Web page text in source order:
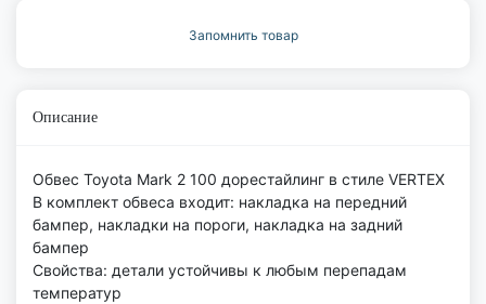
Запомнить товар
Описание
Обвес Toyota Mark 2 100 дорестайлинг в стиле VERTEX
В комплект обвеса входит: накладка на передний
бампер, накладки на пороги, накладка на задний
бампер
Свойства: детали устойчивы к любым перепадам
температур